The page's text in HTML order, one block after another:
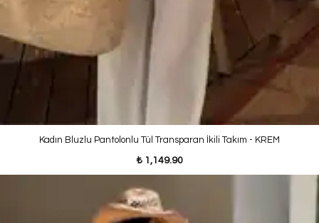
Kadın Bluzlu Pantolonlu Tül Transparan İkili Takım - KREM
₺ 1,149.90